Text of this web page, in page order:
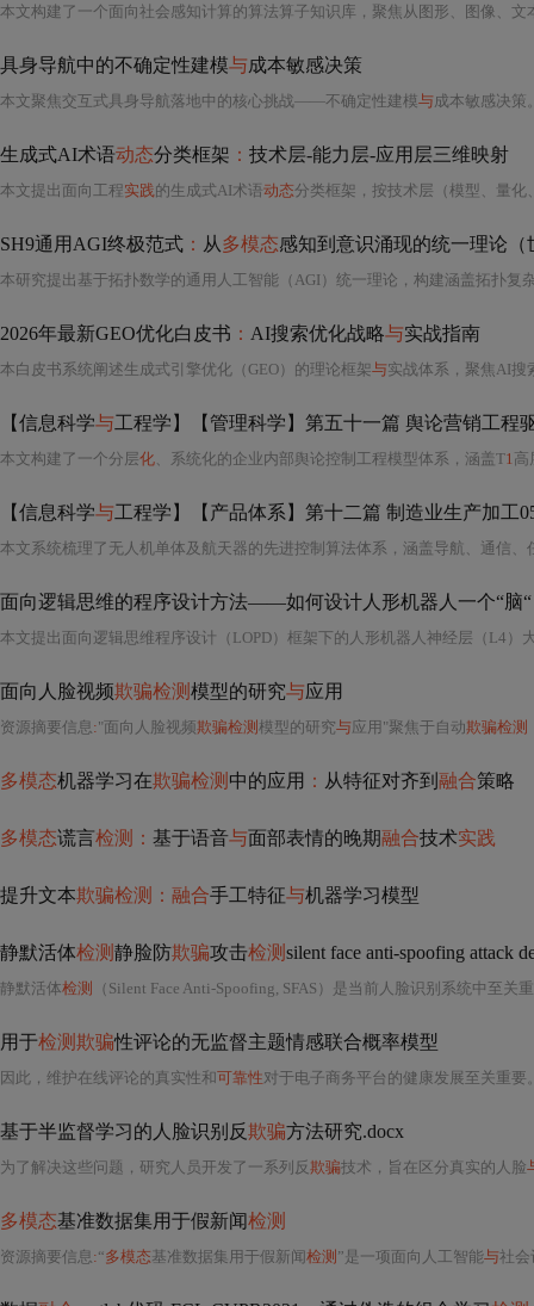
本文构建了一个面向社会感知计算的算法算子知识库，聚焦从图形、图像、文
具身导航中的不确定性建模与成本敏感决策
本文聚焦交互式具身导航落地中的核心挑战——不确定性建模与成本敏感决策。针对ROS Navigation Stack的确定性幻觉、
生成式AI术语动态分类框架 ： 技术层-能力层-应用层三维映射
本文提出面向工程实践的生成式AI术语动态分类框架，按技术层（模型、量化、KV缓存等）、能力层（RAG、
SH9通用AGI终极范式 ： 从多模态感知到意识涌现的统一理论
本研究提出基于拓扑数学的通用人工智能（AGI）统一理论，构建涵盖拓扑复
2026年最新GEO优化白皮书 ： AI搜索优化战略与实战指南
本白皮书系统阐述生成式引擎优化（GEO）的理论框架与实战体系，聚焦AI搜索下流量竞争从‘排名点击’转向‘AI引
【信息科学与工程学】【管理科学】第五十一篇 舆论营销工程驱动人性综合
本文构建了一个分层化、系统化的企业内部舆论控制工程模型体系，涵盖T1高层
【信息科学与工程学】【产品体系】第十二篇 制造业生产加
面向逻辑思维的程序设计方法——如何设计人形机器人一个“脑“
面向人脸视频欺骗检测 模型的研究与应用
资源摘要信息:"面向人脸视频欺骗检测 模型的研究与应用"聚焦于自动欺骗检测
多模态机器学习在欺骗检测 中的应用 ： 从特征对齐到 融合策略
多模态谎言检测： 基于语音与面部表情的晚期融合技术实践
提升文本欺骗检测：融合手工特征与机器学习模型
静默活体检测 静脸防欺骗攻击检测 silent face anti-spoofing attack
静默活体检测 （Silent Face Anti-Spoofing, SFAS）是当前人脸识别系统中至关重要的安全增强模块，其核心目标是在不依赖用户主动配合（如眨眼、张嘴、摇头等指令式动作）的前提下，仅通
用于检测欺骗性评论的无监督主题情感联合概率模型
因此，维护在线评论的真实性和可靠性对于电子商务平台的健康发展至关重要
基于半监督学习的人脸识别反欺骗方法研究.docx
为了解决这些问题，研究人员开发了一系列反 欺骗技术，旨在区分真实的人脸
多模态基准数据集用于假新闻检测
资源摘要信息:“多模态基准数据集用于假新闻 检测 ”是一项面向人工智能与社会计算